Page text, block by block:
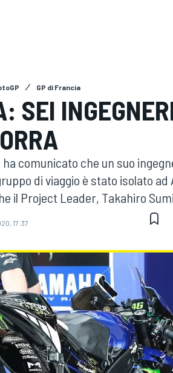
GP di Francia
SEI
ha comunicato che un suo
di viaggio è stato isolato
il Project Leader, Takahiro Sumi.
17:37